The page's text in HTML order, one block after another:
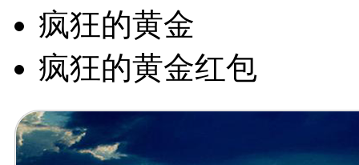
疯狂的黄金
疯狂的黄金红包